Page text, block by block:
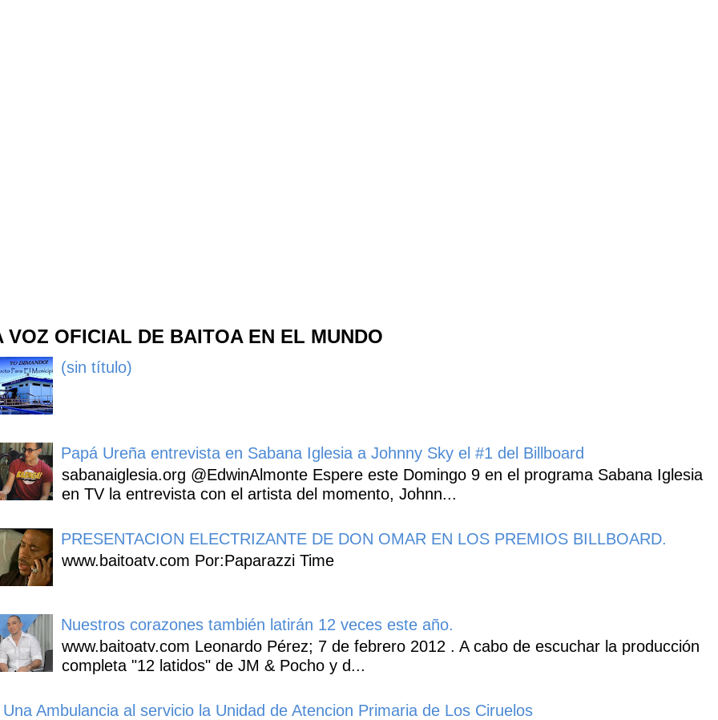
VOZ OFICIAL DE BAITOA EN EL MUNDO
(sin título)
Papá Ureña entrevista en Sabana Iglesia a Johnny Sky el #1 del Billboard
sabanaiglesia.org @EdwinAlmonte Espere este Domingo 9 en el programa Sabana Iglesia
en TV la entrevista con el artista del momento, Johnn...
PRESENTACION ELECTRIZANTE DE DON OMAR EN LOS PREMIOS BILLBOARD.
www.baitoatv.com Por:Paparazzi Time
Nuestros corazones también latirán 12 veces este año.
www.baitoatv.com Leonardo Pérez; 7 de febrero 2012 . A cabo de escuchar la producción
completa "12 latidos" de JM & Pocho y d...
Una Ambulancia al servicio la Unidad de Atencion Primaria de Los Ciruelos